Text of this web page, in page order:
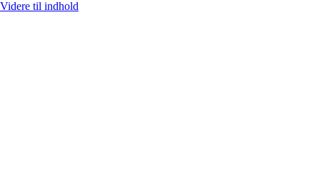
Videre til indhold